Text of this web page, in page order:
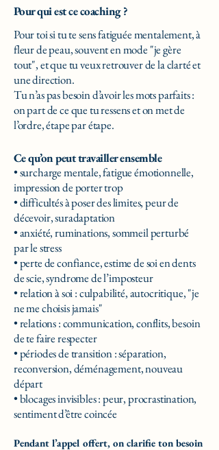
Pour qui est ce coaching ?
Pour toi si tu te sens fatiguée mentalement, à
fleur de peau, souvent en mode "je gère
tout", et que tu veux retrouver de la clarté et
une direction.
Tu n’as pas besoin d’avoir les mots parfaits :
on part de ce que tu ressens et on met de
l’ordre, étape par étape.
Ce qu’on peut travailler ensemble
• surcharge mentale, fatigue émotionnelle,
impression de porter trop
• difficultés à poser des limites, peur de
décevoir, suradaptation
• anxiété, ruminations, sommeil perturbé
par le stress
• perte de confiance, estime de soi en dents
de scie, syndrome de l’imposteur
• relation à soi : culpabilité, autocritique, "je
ne me choisis jamais"
• relations : communication, conflits, besoin
de te faire respecter
• périodes de transition : séparation,
reconversion, déménagement, nouveau
départ
• blocages invisibles : peur, procrastination,
sentiment d’être coincée
Pendant l’appel offert, on clarifie ton besoin